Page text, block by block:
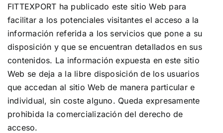
FITTEXPORT ha publicado este sitio Web para
facilitar a los potenciales visitantes el acceso a la
información referida a los servicios que pone a su
disposición y que se encuentran detallados en sus
contenidos. La información expuesta en este sitio
Web se deja a la libre disposición de los usuarios
que accedan al sitio Web de manera particular e
individual, sin coste alguno. Queda expresamente
prohibida la comercialización del derecho de
acceso.